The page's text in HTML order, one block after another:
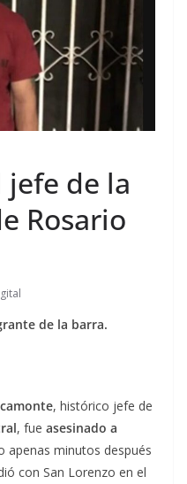
de la
Rosario
de la barra.
, histórico jefe de
, fue asesinado a
apenas minutos después
con San Lorenzo en el